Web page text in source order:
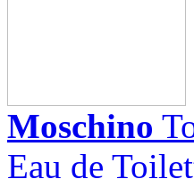
Moschino
Eau de